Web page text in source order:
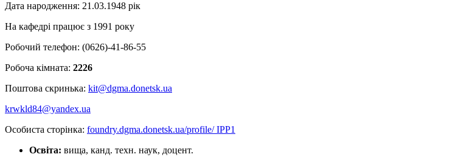
Дата народження: 21.03.1948 рік
На кафедрі працює з 1991 року
Робочий телефон: (0626)-41-86-55
Робоча кімната: 2226
Поштова скринька: kit@dgma.donetsk.ua
krwkld84@yandex.ua
Особиста сторінка: foundry.dgma.donetsk.ua/profile/ IPP1
Освіта: вища, канд. техн. наук, доцент.